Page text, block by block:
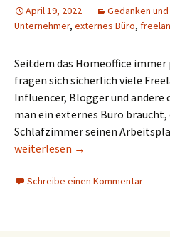
April 19, 2022 Gedanken
Unternehmer, externes Büro,
Seitdem das Homeoffice
fragen sich sicherlich viele
Influencer, Blogger und
man ein externes Büro
Schlafzimmer seinen
Braucht man als digitaler
weiterlesen →
Schreibe einen Kommentar